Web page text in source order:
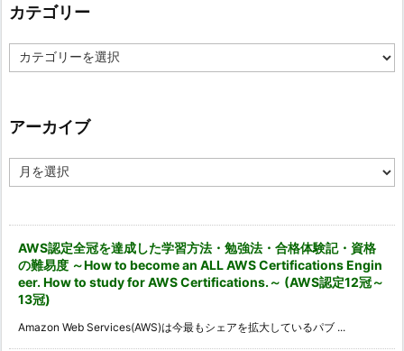
カテゴリー
テ
ー
アーカイブ
ー
AWS認定全冠を達成した学習方法・勉強法・合格体験記・資格
の難易度 ～How to become an ALL AWS Certifications Engin
eer. How to study for AWS Certifications.～ (AWS認定12冠～
13冠)
Amazon Web Services(AWS)は今最もシェアを拡大しているパブ ...